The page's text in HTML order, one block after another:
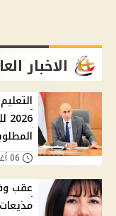
الاخبار
عقب